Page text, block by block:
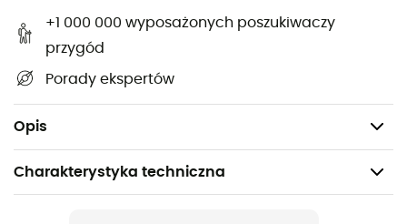
+1 000 000 wyposażonych poszukiwaczy
przygód
Porady ekspertów
Opis
Zwiększona odległość od podłoża
Wzmocnione krawędzie
Możliwość zamknięcia suwaków zamkiem TSA
Waga: 3 950 g
Charakterystyka techniczna